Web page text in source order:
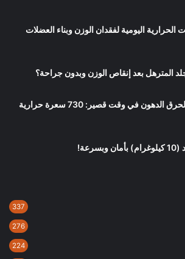
اليومية لفقدان الوزن وبناء العضلات
المترهل بعد إنقاص الوزن وبدون جراحة؟
افضل تمرين كارديو لحرق الدهون في وقت قصير: 730 سعرة حرارية
337
276
224